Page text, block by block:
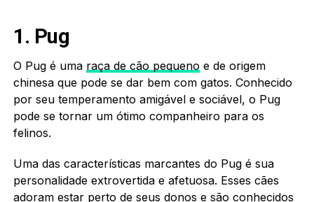
1. Pug
O Pug é uma raça de cão pequeno e de origem
chinesa que pode se dar bem com gatos. Conhecido
por seu temperamento amigável e sociável, o Pug
pode se tornar um ótimo companheiro para os
felinos.
Uma das características marcantes do Pug é sua
personalidade extrovertida e afetuosa. Esses cães
adoram estar perto de seus donos e são conhecidos